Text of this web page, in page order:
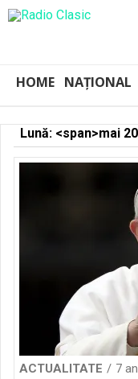
HOME NAȚIONAL
Lună: <span>mai
ACTUALITATE
7